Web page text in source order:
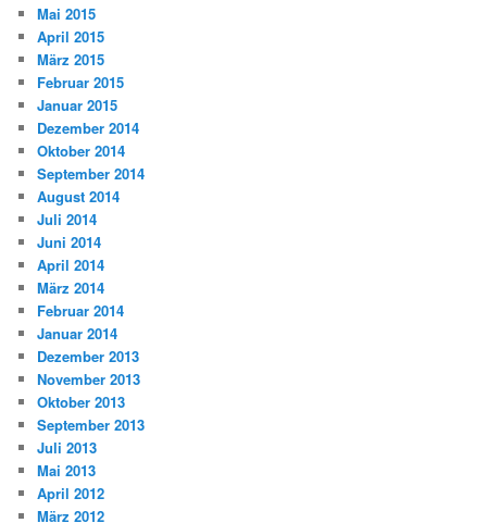
Mai 2015
April 2015
März 2015
Februar 2015
Januar 2015
Dezember 2014
Oktober 2014
September 2014
August 2014
Juli 2014
Juni 2014
April 2014
März 2014
Februar 2014
Januar 2014
Dezember 2013
November 2013
Oktober 2013
September 2013
Juli 2013
Mai 2013
April 2012
März 2012